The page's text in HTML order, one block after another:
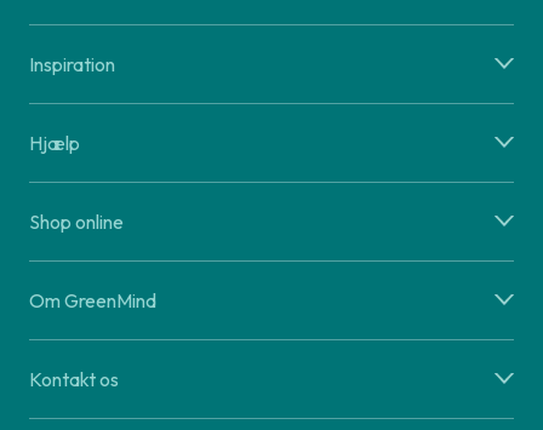
Inspiration
Hjælp
Shop online
Om GreenMind
Kontakt os